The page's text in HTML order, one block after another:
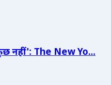
नहीं': The New Yo...